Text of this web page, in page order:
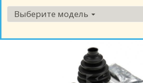
Выберите модель